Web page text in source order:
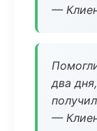
—
два
—